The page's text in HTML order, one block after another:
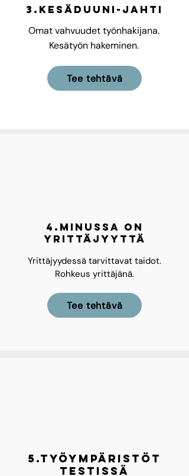
3.Kesäduuni-jahti
Omat vahvuudet työnhakijana.
Kesätyön hakeminen.
Tee tehtävä
4.Minussa on
yrittäjyyttä
Yrittäjyydessä tarvittavat taidot.
Rohkeus yrittäjänä.
Tee tehtävä
5.Työympäristöt
testissä